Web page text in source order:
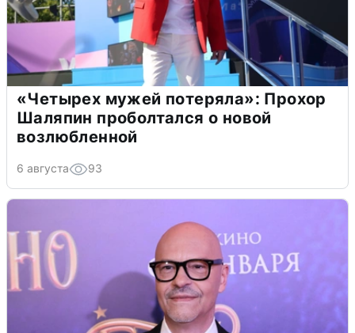
«Четырех мужей потеряла»: Прохор
Шаляпин проболтался о новой
возлюбленной
6 августа 93